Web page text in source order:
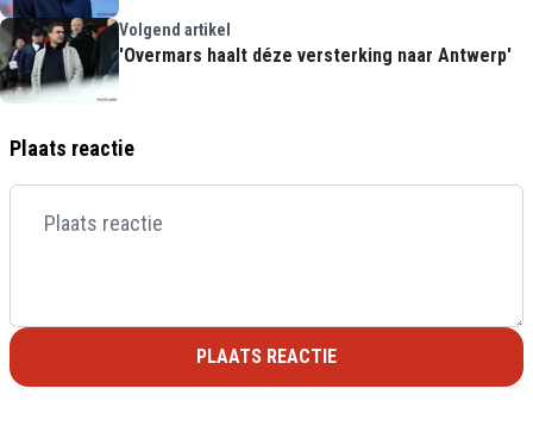
Volgend artikel
'Overmars haalt déze versterking naar Antwerp'
Plaats reactie
PLAATS REACTIE